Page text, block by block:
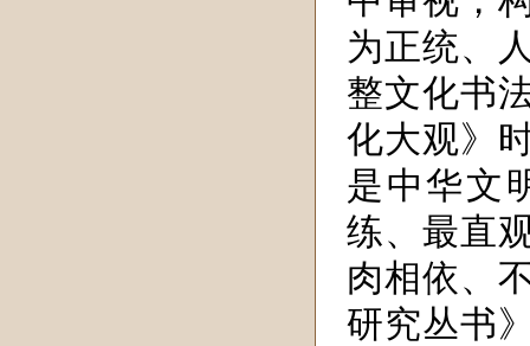
为正统、
整文化书
化大观》
是中华文
练、最直
肉相依、
研究丛书